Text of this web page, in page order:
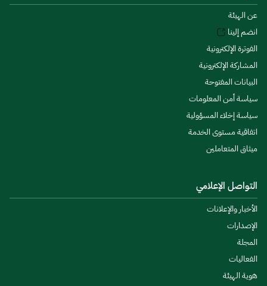
عن الهيئة
انضم إلينا
الفوترة الإلكترونية
المشاركة الإلكترونية
البيانات المفتوحة
سياسة أمن المعلومات
سياسة إخلاء المسؤولية
اتفاقية مستوى الخدمة
ميثاق المتعاملين
التواصل الإعلامي
الأخبار والإعلانات
الإصدارات
المجلة
الفعاليات
هوية الهيئة